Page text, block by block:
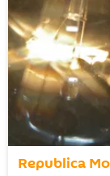
Republica